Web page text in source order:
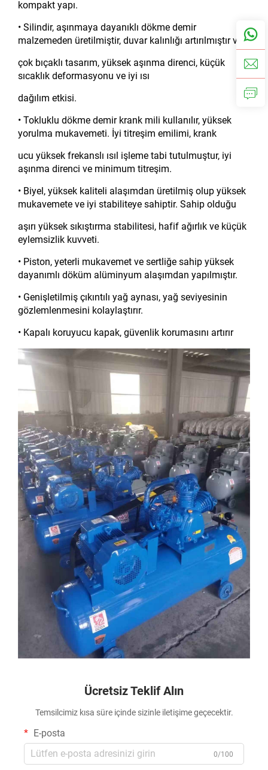
kompakt yapı.
• Silindir, aşınmaya dayanıklı dökme demir
malzemeden üretilmiştir, duvar kalınlığı artırılmıştır ve
çok bıçaklı tasarım, yüksek aşınma direnci, küçük
sıcaklık deformasyonu ve iyi ısı
dağılım etkisi.
• Tokluklu dökme demir krank mili kullanılır, yüksek
yorulma mukavemeti. İyi titreşim emilimi, krank
ucu yüksek frekanslı ısıl işleme tabi tutulmuştur, iyi
aşınma direnci ve minimum titreşim.
• Biyel, yüksek kaliteli alaşımdan üretilmiş olup yüksek
mukavemete ve iyi stabiliteye sahiptir. Sahip olduğu
aşırı yüksek sıkıştırma stabilitesi, hafif ağırlık ve küçük
eylemsizlik kuvveti.
• Piston, yeterli mukavemet ve sertliğe sahip yüksek
dayanımlı döküm alüminyum alaşımdan yapılmıştır.
• Genişletilmiş çıkıntılı yağ aynası, yağ seviyesinin
gözlemlenmesini kolaylaştırır.
• Kapalı koruyucu kapak, güvenlik korumasını artırır
Ücretsiz Teklif Alın
Temsilcimiz kısa süre içinde sizinle iletişime geçecektir.
E-posta
0/100